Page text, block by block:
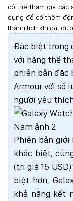
có thể tham gia các
dụng để có thêm
thành tích khi đạt
Đặc biệt trong
với hãng thể
phiên bản đặc
Armour với số
người yêu
Phiên bản giới
khác biệt,
(trị giá 15
biệt hơn,
khả năng kết